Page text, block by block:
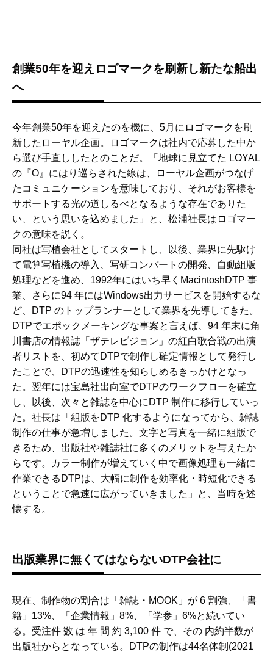
創業50年を迎えロゴマークを刷新し新たな船出
へ
今年創業50年を迎えたのを機に、5月にロゴマークを刷
新したローヤル企画。ロゴマークは社内で応募した中か
ら選び手直ししたとのことだ。「地球に見立てた LOYAL
の『O』にはり巡らされた線は、ローヤル企画がつなげ
たコミュニケーションを意味しており、それがお客様を
サポートする光の道しるべとなるような存在でありた
い、という思いを込めました」と、松浦社長はロゴマー
クの意味を説く。
同社は写植会社としてスタートし、以後、業界に先駆け
て電算写植機の導入、写研コンバートの開発、自動組版
処理などを進め、1992年にはいち早くMacintoshDTP 事
業、さらに94 年にはWindows出力サービスを開始するな
ど、DTP のトップランナーとして業界を先導してきた。
DTPでエポックメーキングな事案と言えば、94 年末に角
川書店の情報誌「ザテレビジョン」の紅白歌合戦の出演
者リストを、初めてDTPで制作し確定情報として発行し
たことで、DTPの迅速性を知らしめるきっかけとなっ
た。翌年には宝島社出向室でDTPのワークフローを確立
し、以後、次々と雑誌を中心にDTP 制作に移行していっ
た。社長は「組版をDTP 化するようになってから、雑誌
制作の仕事が急増しました。文字と写真を一緒に組版で
きるため、出版社や雑誌社に多くのメリットを与えたか
らです。カラー制作が増えていく中で画像処理も一緒に
作業できるDTPは、大幅に制作を効率化・時短化できる
ということで急速に広がっていきました」と、当時を述
懐する。
出版業界に無くてはならないDTP会社に
現在、制作物の割合は「雑誌・MOOK」が 6 割強、「書
籍」13%、「企業情報」8%、「学参」6%と続いてい
る。受注件 数 は 年 間 約 3,100 件 で、その 内約半数が
出版社からとなっている。DTPの制作は44名体制(2021